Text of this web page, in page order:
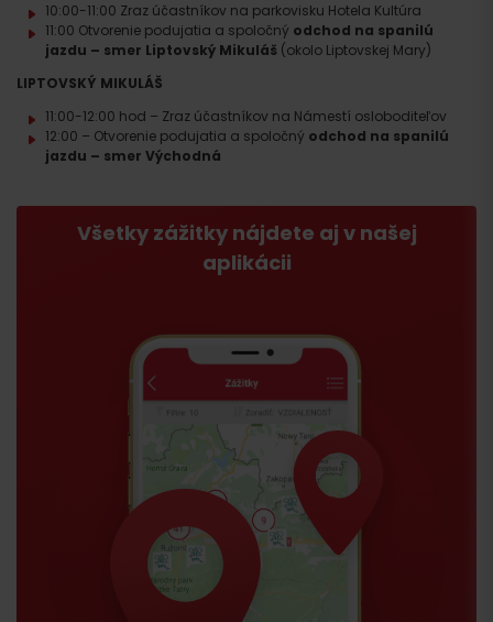
10:00-11:00 Zraz účastníkov na parkovisku Hotela Kultúra
11:00 Otvorenie podujatia a spoločný odchod na spanilú
jazdu – smer Liptovský Mikuláš (okolo Liptovskej Mary)
LIPTOVSKÝ MIKULÁŠ
11:00-12:00 hod – Zraz účastníkov na Námestí osloboditeľov
12:00 – Otvorenie podujatia a spoločný odchod na spanilú
jazdu – smer Východná
Všetky zážitky nájdete aj v našej
aplikácii